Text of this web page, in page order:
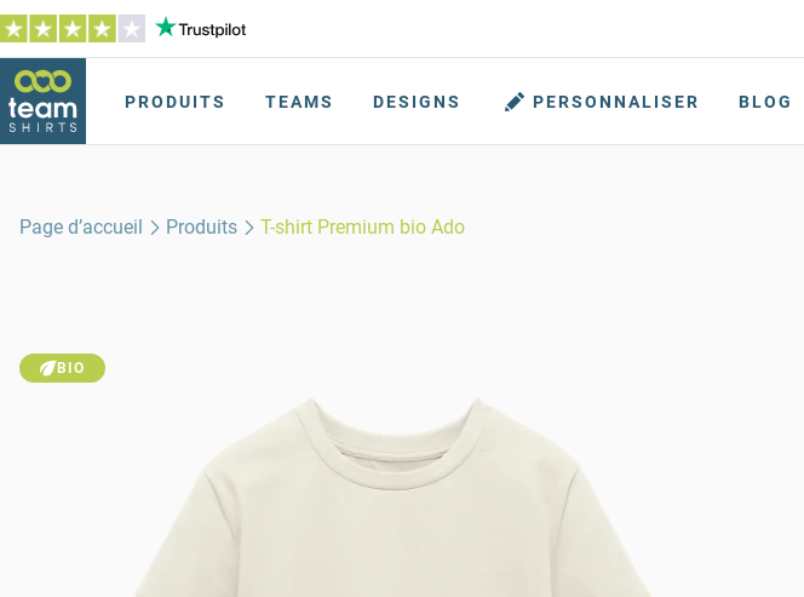
PRODUITS TEAMS DESIGNS PERSONNALISER BLOG
Page d’accueil Produits T-shirt Premium bio Ado
BIO